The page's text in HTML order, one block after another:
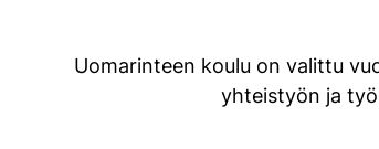
Uomarinteen koulu on valittu
yhteistyön ja